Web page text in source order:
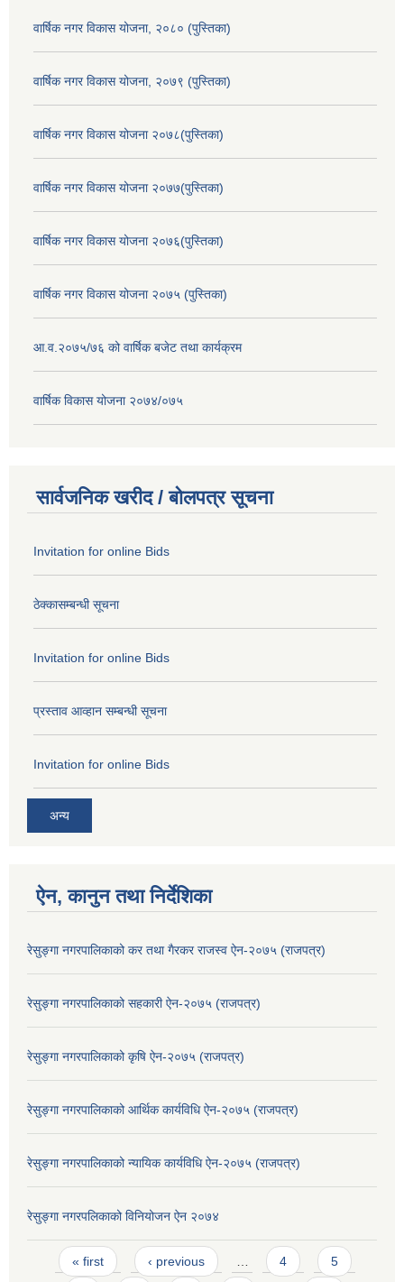
वार्षिक नगर विकास योजना, २०८० (पुस्तिका)
वार्षिक नगर विकास योजना, २०७९ (पुस्तिका)
वार्षिक नगर विकास योजना २०७८(पुस्तिका)
वार्षिक नगर विकास योजना २०७७(पुस्तिका)
वार्षिक नगर विकास योजना २०७६(पुस्तिका)
वार्षिक नगर विकास योजना २०७५ (पुस्तिका)
आ.व.२०७५/७६ को वार्षिक बजेट तथा कार्यक्रम
वार्षिक विकास योजना २०७४/०७५
सार्वजनिक खरीद / बोलपत्र सूचना
Invitation for online Bids
ठेक्कासम्बन्धी सूचना
Invitation for online Bids
प्रस्ताव आव्हान सम्बन्धी सूचना
Invitation for online Bids
अन्य
ऐन, कानुन तथा निर्देशिका
रेसुङ्गा नगरपालिकाको कर तथा गैरकर राजस्व ऐन-२०७५ (राजपत्र)
रेसुङ्गा नगरपालिकाको सहकारी ऐन-२०७५ (राजपत्र)
रेसुङ्गा नगरपालिकाको कृषि ऐन-२०७५ (राजपत्र)
रेसुङ्गा नगरपालिकाको आर्थिक कार्यविधि ऐन-२०७५ (राजपत्र)
रेसुङ्गा नगरपालिकाको न्यायिक कार्यविधि ऐन-२०७५ (राजपत्र)
रेसुङ्गा नगरपलिकाको विनियोजन ऐन २०७४
Pages
« first ‹ previous 4 5